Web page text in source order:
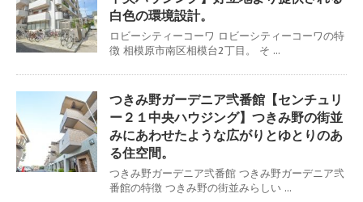
白色の環境設計。
ロビーシティーコーワ ロビーシティーコーワの特
徴 相模原市南区相模台2丁目。 そ ...
つきみ野ガーデニア弐番館【センチュリ
ー２１中央ハウジング】つきみ野の街並
みにあわせたような広がりとゆとりのあ
る住空間。
つきみ野ガーデニア弐番館 つきみ野ガーデニア弐
番館の特徴 つきみ野の街並みらしい ...